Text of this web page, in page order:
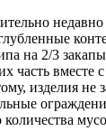
на 2/3
часть вместе
изделия